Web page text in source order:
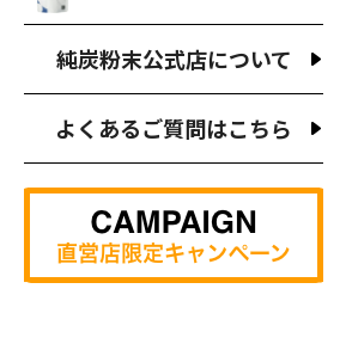
純炭粉末公式店について
よくあるご質問はこちら